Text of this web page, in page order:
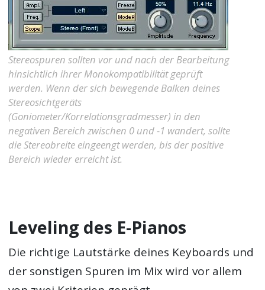
Stereospuren sollten vor und nach der Bearbeitung
hinsichtlich ihrer Monokompatibilität geprüft
werden. Wenn der sich bewegende Balken deines
Stereosichtgeräts
(Goniometer/Korrelationsgradmesser) in den
negativen Bereich zwischen 0 und -1 wandert, sollte
die Stereobreite eingeengt werden, bis der positive
Bereich wieder erreicht ist.
Leveling des E-Pianos
Die richtige Lautstärke deines Keyboards und
der sonstigen Spuren im Mix wird vor allem